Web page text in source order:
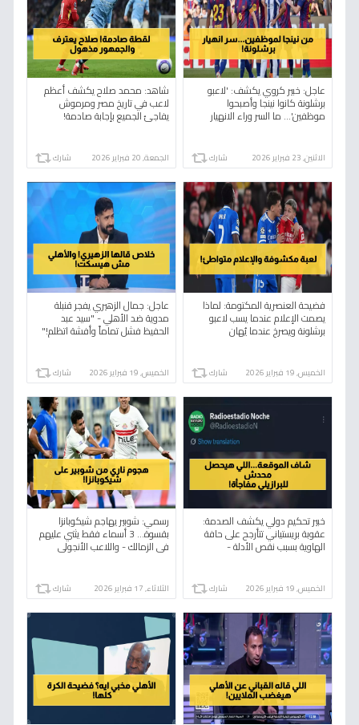
عاجل: خبير كروي يكشف: 'لاعبو
برشلونة كانوا نينجا وأصبحوا
موظفين'... ما السر وراء الانهيار
الاثنين, 23 فبراير 2026 شارك
شاهد: محمد صلاح يكشف أعظم
لاعب في تاريخ مصر ومرموش
يفاجئ الجميع بإجابة صادمة!
الجمعة, 20 فبراير 2026 شارك
فضيحة العنصرية المكتومة: لماذا
يصمت الإعلام عندما يسب لاعبو
برشلونة ويصرخ عندما يُهان
الخميس, 19 فبراير 2026 شارك
عاجل: جمال الزهيري يفجر قنبلة
مدوية ضد الأهلي - "سيد عبد
الحفيظ فشل تماماً وأفشة اتظلم!"
الخميس, 19 فبراير 2026 شارك
خبير تحكيم دولي يكشف الصدمة:
عقوبة بريستياني تتأرجح على حافة
الهاوية بسبب نقص الأدلة -
الخميس, 19 فبراير 2026 شارك
رسمي: شوبير يهاجم شيكوبانزا
بقسوة… 3 أسماء فقط يثني عليهم
في الزمالك - واللاعب الأنجولي
الثلاثاء, 17 فبراير 2026 شارك